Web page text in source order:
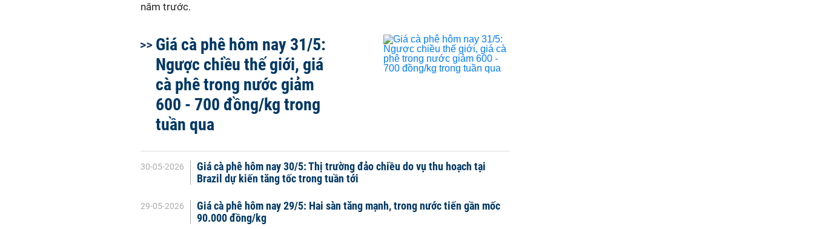
năm trước.
Giá cà phê hôm nay 31/5:
Ngược chiều thế giới, giá
cà phê trong nước giảm
600 - 700 đồng/kg trong
tuần qua
30-05-2026
Giá cà phê hôm nay 30/5: Thị trường đảo chiều do vụ thu hoạch tại
Brazil dự kiến tăng tốc trong tuần tới
29-05-2026
Giá cà phê hôm nay 29/5: Hai sàn tăng mạnh, trong nước tiến gần mốc
90.000 đồng/kg